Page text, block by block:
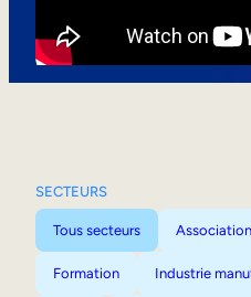
SECTEURS
Tous secteurs Association
Formation Industrie